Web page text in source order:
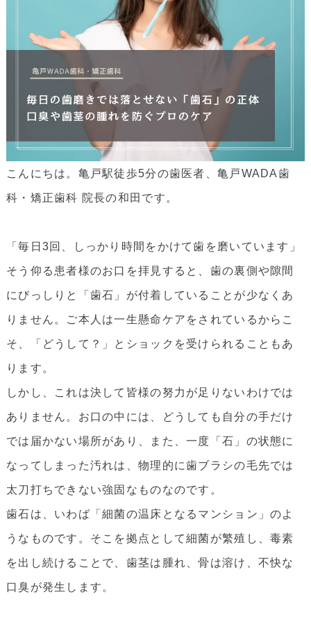
こんにちは。亀戸駅徒歩5分の歯医者、亀戸WADA歯
科・矯正歯科 院長の和田です。
「毎日3回、しっかり時間をかけて歯を磨いています」
そう仰る患者様のお口を拝見すると、歯の裏側や隙間
にびっしりと「歯石」が付着していることが少なくあ
りません。ご本人は一生懸命ケアをされているからこ
そ、「どうして？」とショックを受けられることもあ
ります。
しかし、これは決して皆様の努力が足りないわけでは
ありません。お口の中には、どうしても自分の手だけ
では届かない場所があり、また、一度「石」の状態に
なってしまった汚れは、物理的に歯ブラシの毛先では
太刀打ちできない強固なものなのです。
歯石は、いわば「細菌の温床となるマンション」のよ
うなものです。そこを拠点として細菌が繁殖し、毒素
を出し続けることで、歯茎は腫れ、骨は溶け、不快な
口臭が発生します。